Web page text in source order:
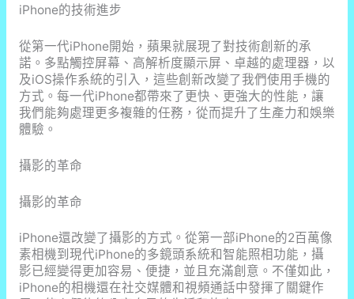
iPhone的技術進步
從第一代iPhone開始，蘋果就展現了對技術創新的承
諾。多點觸控屏幕、高解析度顯示屏、卓越的處理器，以
及iOS操作系統的引入，這些創新改變了我們使用手機的
方式。每一代iPhone都帶來了更快、更強大的性能，讓
我們能夠處理更多複雜的任務，從而提升了生產力和娛樂
體驗。
攝影的革命
攝影的革命
iPhone還改變了攝影的方式。從第一部iPhone的2百萬像
素相機到現代iPhone的多鏡頭系統和智能照相功能，攝
影已經變得更加容易、便捷，並且充滿創意。不僅如此，
iPhone的相機還在社交媒體和視頻通話中發揮了關鍵作